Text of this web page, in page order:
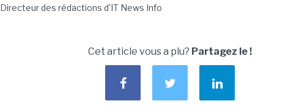
Directeur des rédactions d'IT News Info
Cet article vous a plu? Partagez le !